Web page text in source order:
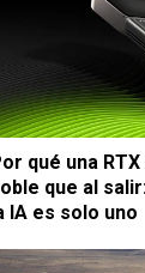
qué una
que al
IA es solo uno